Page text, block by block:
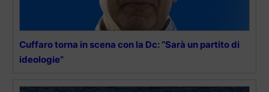
Cuffaro torna in scena con la Dc: “Sarà un partito di
ideologie”